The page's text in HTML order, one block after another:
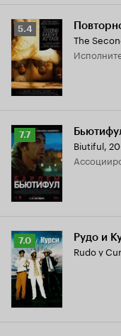
Рейтинг
Кинопоиска
5.4
5.4
The
Рейтинг
Кинопоиска
7.7
7.7
Biutiful,
Рейтинг
Кинопоиска
7.0
7.0 Рудо и
Rudo y